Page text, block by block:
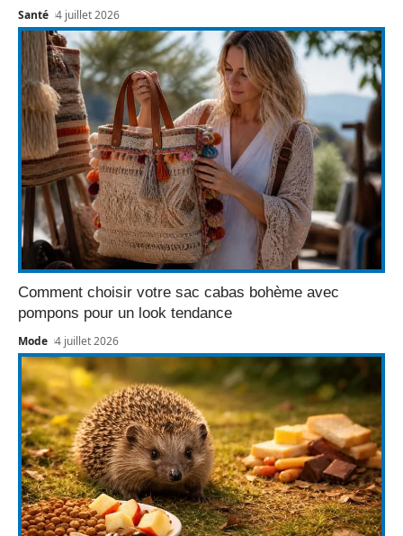
Santé 4 juillet 2026
Comment choisir votre sac cabas bohème avec
pompons pour un look tendance
Mode 4 juillet 2026